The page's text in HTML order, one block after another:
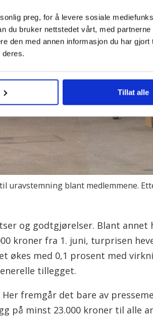
preg, for å levere sosiale
du bruker nettstedet vårt, med partnerne
den med annen informasjon du har gjort
Tillat alle
uravstemning blant medlemmene.
og godtgjørelser. Blant annet
kroner fra 1. juni, turprisen
økes med 0,1 prosent med
tillegget.
fremgår det bare av
på minst 23.000 kroner til alle